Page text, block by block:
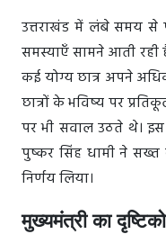
उत्तराखंड में लंबे समय
समस्याएँ सामने आती रही
कई योग्य छात्र अपने
छात्रों के भविष्य पर
पर भी सवाल उठते थे।
पुष्कर सिंह धामी ने
निर्णय लिया।
मुख्यमंत्री का